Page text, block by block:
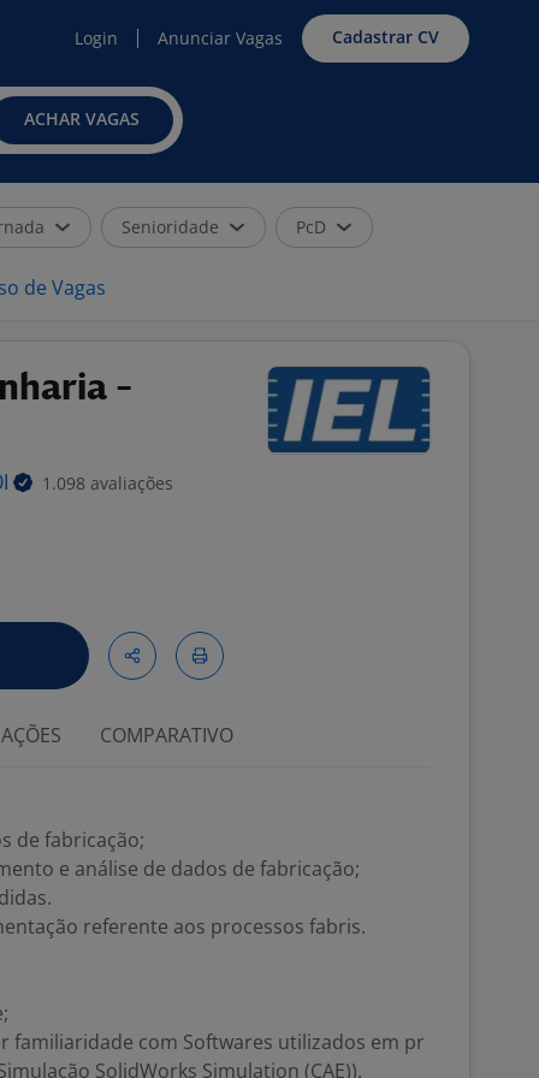
Login Anunciar Vagas Cadastrar CV
ACHAR VAGAS
Senioridade PcD
de Vagas
-
1.098 avaliações
COMPARATIVO
de fabricação;
e análise de dados de fabricação;
referente aos processos fabris.
familiaridade com Softwares utilizados em pr
SolidWorks Simulation (CAE)).